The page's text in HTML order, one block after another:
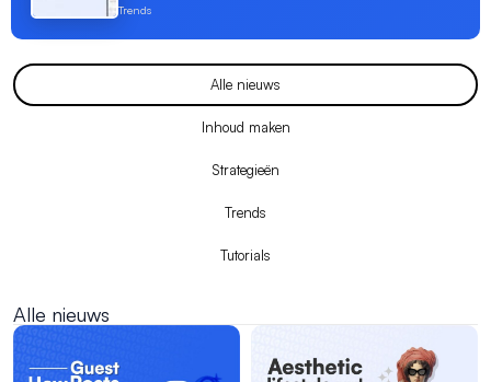
Trends
Alle nieuws
Inhoud maken
Strategieën
Trends
Tutorials
Alle nieuws
Pagina
Pagina